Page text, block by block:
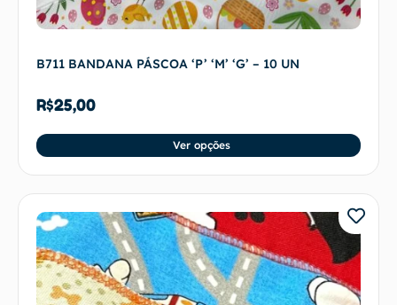
B711 BANDANA PÁSCOA ‘P’ ‘M’ ‘G’ – 10 UN
R$25,00
Ver opções